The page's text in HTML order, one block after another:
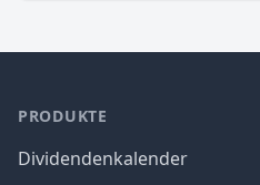
PRODUKTE
Dividendenkalender